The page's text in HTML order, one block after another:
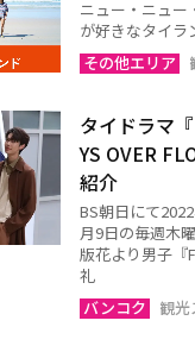
ニュー・ニュ
が好きなタイラ
その他エリア
タイドラマ
YS OVER
紹介
BS朝日にて
月9日の毎週木
版花より男子『
礼
バンコク
観光